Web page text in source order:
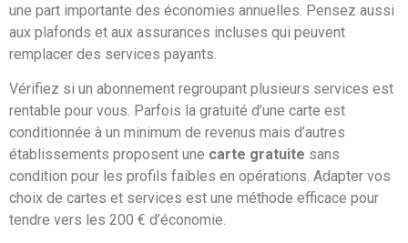
une part importante des économies annuelles. Pensez aussi
aux plafonds et aux assurances incluses qui peuvent
remplacer des services payants.
Vérifiez si un abonnement regroupant plusieurs services est
rentable pour vous. Parfois la gratuité d’une carte est
conditionnée à un minimum de revenus mais d’autres
établissements proposent une carte gratuite sans
condition pour les profils faibles en opérations. Adapter vos
choix de cartes et services est une méthode efficace pour
tendre vers les 200 € d’économie.